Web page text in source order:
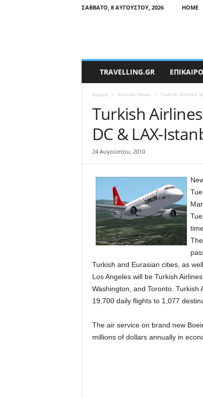
ΣΆΒΒΑΤΟ, 8 ΑΥΓΟΎΣΤΟΥ, 2026 HOME
a
TRAVELLING.GR
Αρχική Airlines News Turkish Airlines
Turkish
DC & LAX-
24 Αυγούστου, 2010
Turkish and Eurasian cities, as
Los Angeles will be Turkish
Washington, and Toronto.
19,700 daily flights to 1,077
The air service on brand new
millions of dollars annually in